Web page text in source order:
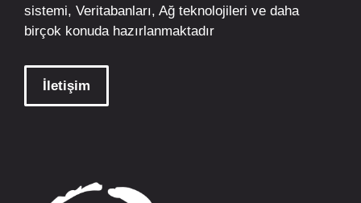
sistemi, Veritabanları, Ağ teknolojileri ve daha
birçok konuda hazırlanmaktadır
İletişim